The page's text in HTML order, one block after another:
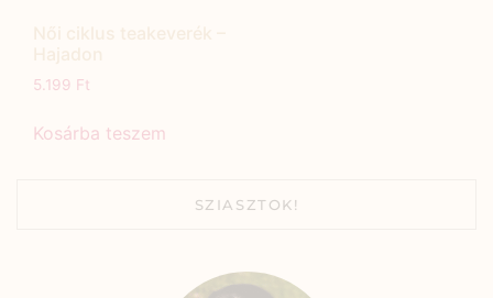
5.199 Ft
Kosárba teszem
SZIASZTOK!